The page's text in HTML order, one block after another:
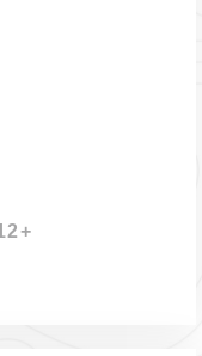
+212 5 35 86 40 00